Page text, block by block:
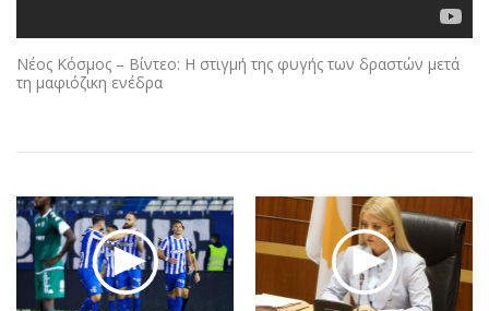
Κύπρος
Ελλάδα
Οικονομία
Real Estate
Επιχειρήσεις
Αγορές
Νέα
Κινητά-tablets
Πολιτική
Οικονομία
Γενικά
Αναδρομές
Νέος Κόσμος – Βίντεο: Η στιγμή της φυγής των δραστών μετά
τη μαφιόζικη ενέδρα